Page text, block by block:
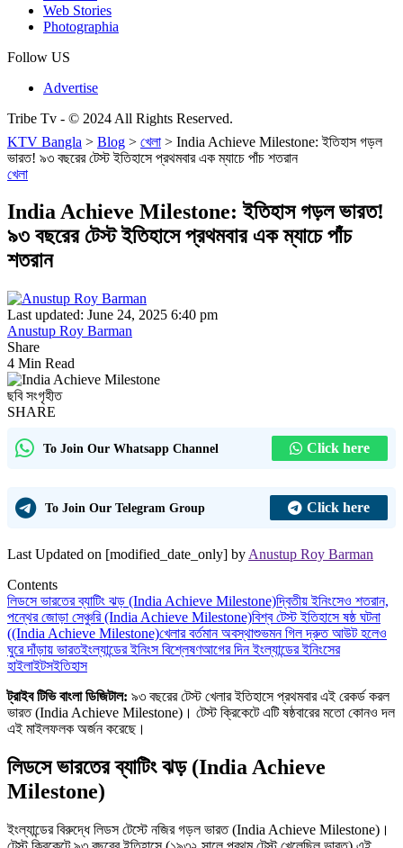
Web Stories
Photographia
Follow US
Advertise
Tribe Tv - © 2024 All Rights Reserved.
KTV Bangla > Blog > খেলা > India Achieve Milestone: ইতিহাস গড়ল
ভারত! ৯৩ বছরের টেস্ট ইতিহাসে প্রথমবার এক ম্যাচে পাঁচ শতরান
খেলা
India Achieve Milestone: ইতিহাস গড়ল ভারত!
৯৩ বছরের টেস্ট ইতিহাসে প্রথমবার এক ম্যাচে পাঁচ
শতরান
Last updated: June 24, 2025 6:40 pm
Anustup Roy Barman
Share
4 Min Read
ছবি সংগৃহীত
SHARE
To Join Our Whatsapp Channel Click here
To Join Our Telegram Group Click here
Last Updated on [modified_date_only] by Anustup Roy Barman
Contents
লিডসে ভারতের ব্যাটিং ঝড় (India Achieve Milestone)দ্বিতীয় ইনিংসেও শতরান,
পন্থের জোড়া সেঞ্চুরি (India Achieve Milestone)বিশ্ব টেস্ট ইতিহাসে ষষ্ঠ ঘটনা
((India Achieve Milestone)খেলার বর্তমান অবস্থাশুভমন গিল দ্রুত আউট হলেও
ঘুরে দাঁড়ায় ভারতইংল্যান্ডের ইনিংস বিশ্লেষণআগের দিন ইংল্যান্ডের ইনিংসের
হাইলাইটসইতিহাস
ট্রাইব টিভি বাংলা ডিজিটাল: ৯৩ বছরের টেস্ট খেলার ইতিহাসে প্রথমবার এই রেকর্ড করল
ভারত (India Achieve Milestone)। টেস্ট ক্রিকেটে এটি ষষ্ঠবারের মতো কোনও দল
এই মাইলফলক অর্জন করেছে।
লিডসে ভারতের ব্যাটিং ঝড় (India Achieve
Milestone)
ইংল্যান্ডের বিরুদ্ধে লিডস টেস্টে নজির গড়ল ভারত (India Achieve Milestone)।